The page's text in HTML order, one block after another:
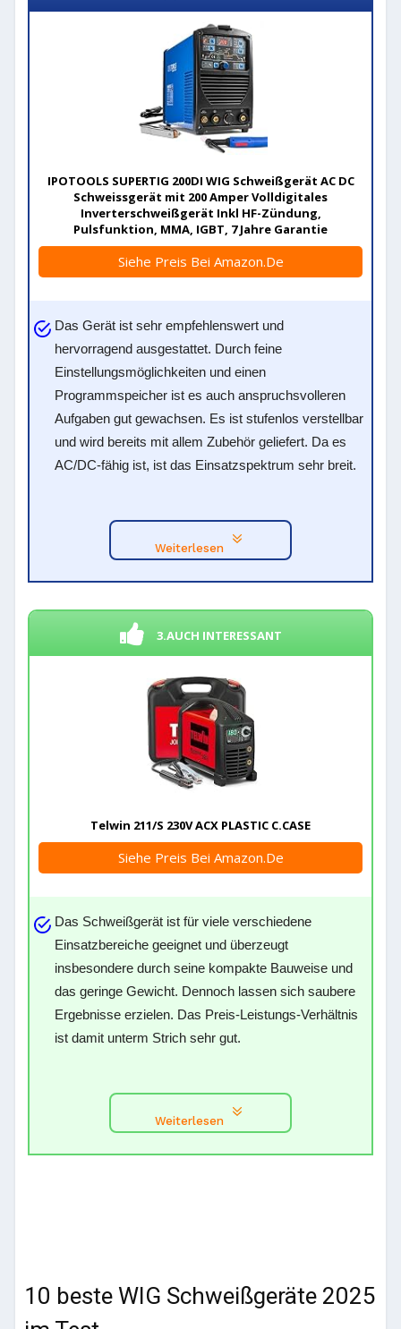
IPOTOOLS SUPERTIG 200DI WIG Schweißgerät AC DC
Schweissgerät mit 200 Amper Volldigitales
Inverterschweißgerät Inkl HF-Zündung,
Pulsfunktion, MMA, IGBT, 7 Jahre Garantie
Siehe Preis Bei Amazon.de
Das Gerät ist sehr empfehlenswert und
hervorragend ausgestattet. Durch feine
Einstellungsmöglichkeiten und einen
Programmspeicher ist es auch anspruchsvolleren
Aufgaben gut gewachsen. Es ist stufenlos verstellbar
und wird bereits mit allem Zubehör geliefert. Da es
AC/DC-fähig ist, ist das Einsatzspektrum sehr breit.
Weiterlesen
3.AUCH INTERESSANT
Telwin 211/S 230V ACX PLASTIC C.CASE
Siehe Preis Bei Amazon.de
Das Schweißgerät ist für viele verschiedene
Einsatzbereiche geeignet und überzeugt
insbesondere durch seine kompakte Bauweise und
das geringe Gewicht. Dennoch lassen sich saubere
Ergebnisse erzielen. Das Preis-Leistungs-Verhältnis
ist damit unterm Strich sehr gut.
Weiterlesen
10 beste WIG Schweißgeräte 2025